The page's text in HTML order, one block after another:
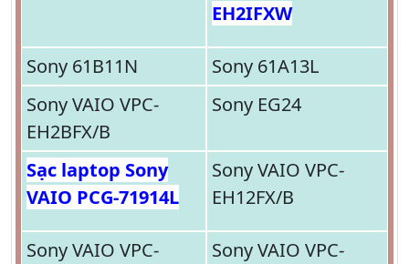
EH2IFXW
Sony 61B11N
Sony 61A13L
Sony VAIO VPC-
EH2BFX/B
Sony EG24
Sạc laptop Sony
VAIO PCG-71914L
Sony VAIO VPC-
EH12FX/B
Sony VAIO VPC-
Sony VAIO VPC-